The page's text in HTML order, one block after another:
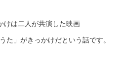
けは二人が共演した映画
た」がきっかけだという話です。